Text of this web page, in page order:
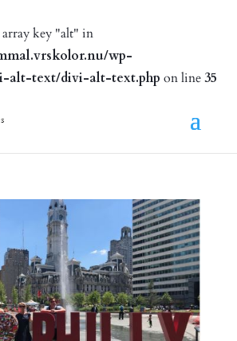
key "alt" in
wp-
alt-text/divi-alt-text.php on line35